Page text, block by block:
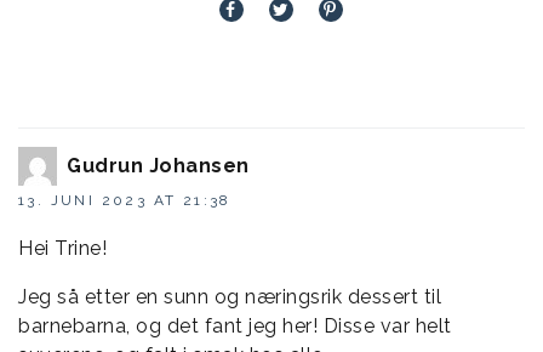
Gudrun Johansen
13. JUNI 2023 AT 21:38
Hei Trine!
Jeg så etter en sunn og næringsrik dessert til
barnebarna, og det fant jeg her! Disse var helt